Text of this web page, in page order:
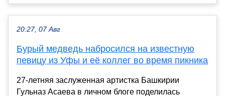
20:27, 07 Авг
Бурый медведь набросился на известную
певицу из Уфы и её коллег во время пикника
27-летняя заслуженная артистка Башкирии
Гульназ Асаева в личном блоге поделилась